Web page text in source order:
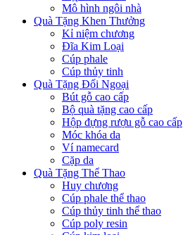
Mô hình ngôi nhà
Quà Tặng Khen Thưởng
Kỉ niệm chương
Đĩa Kim Loại
Cúp phale
Cúp thủy tinh
Quà Tặng Đối Ngoại
Bút gỗ cao cấp
Bộ quà tặng cao cấp
Hộp đựng rượu gỗ cao cấp
Móc khóa da
Ví namecard
Cặp da
Quà Tặng Thể Thao
Huy chương
Cúp phale thể thao
Cúp thủy tinh thể thao
Cúp poly resin